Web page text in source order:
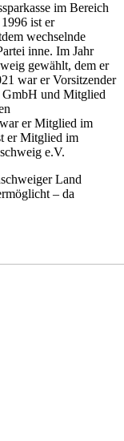
im Bereich
ist er
wechselnde
inne. Im Jahr
gewählt, dem er
war er Vorsitzender
GmbH und Mitglied
er Mitglied im
er Mitglied im
e.V.
Land
– da